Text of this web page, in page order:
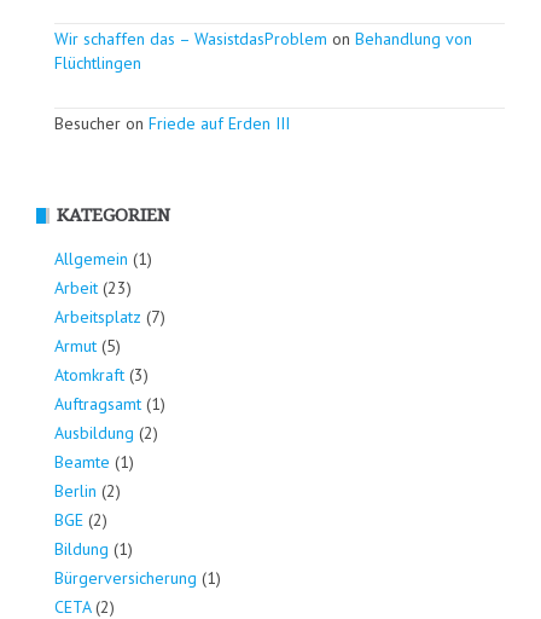
Wir schaffen das – WasistdasProblem on Behandlung von
Flüchtlingen
Besucher on Friede auf Erden III
KATEGORIEN
Allgemein (1)
Arbeit (23)
Arbeitsplatz (7)
Armut (5)
Atomkraft (3)
Auftragsamt (1)
Ausbildung (2)
Beamte (1)
Berlin (2)
BGE (2)
Bildung (1)
Bürgerversicherung (1)
CETA(2)